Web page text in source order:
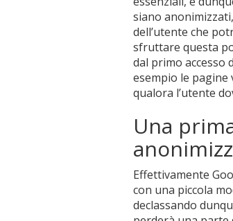
siano
dell’utente che
sfruttare questa
dal primo accesso
esempio le pagine
qualora l’utente
Una
Effettivamente
con una piccola
declassando